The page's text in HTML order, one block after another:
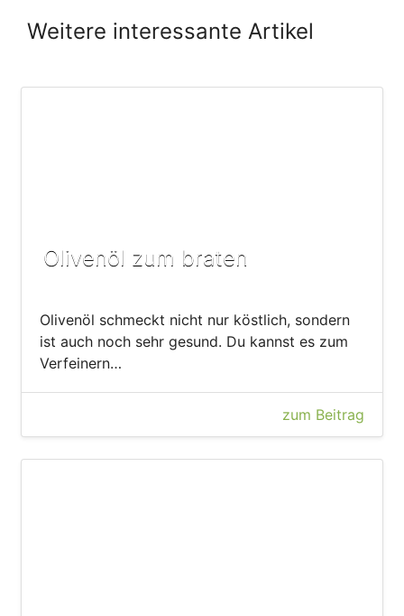
Weitere interessante Artikel
Olivenöl zum braten
Olivenöl schmeckt nicht nur köstlich, sondern
ist auch noch sehr gesund. Du kannst es zum
Verfeinern…
zum Beitrag